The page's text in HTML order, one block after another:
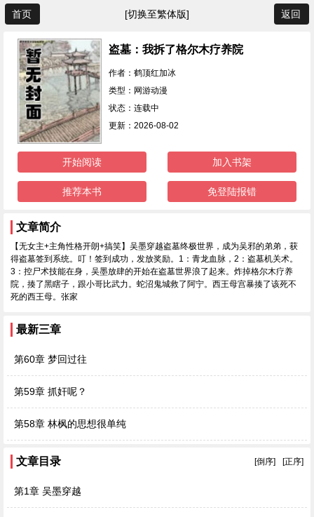
首页 [切换至繁体版] 返回
盗墓：我拆了格尔木疗养院
作者：鹤顶红加冰
类型：网游动漫
状态：连载中
更新：2026-08-02
开始阅读 加入书架
推荐本书 免登陆报错
文章简介
【无女主+主角性格开朗+搞笑】吴墨穿越盗墓终极世界，成为吴邪的弟弟，获
得盗墓签到系统。叮！签到成功，发放奖励。1：青龙血脉，2：盗墓机关术。
3：控尸术技能在身，吴墨放肆的开始在盗墓世界浪了起来。炸掉格尔木疗养
院，揍了黑瞎子，跟小哥比武力。蛇沼鬼城救了阿宁。西王母宫暴揍了该死不
死的西王母。张家
最新三章
第60章 梦回过往
第59章 抓奸呢？
第58章 林枫的思想很单纯
文章目录 [正序]
[倒序]
第1章 吴墨穿越